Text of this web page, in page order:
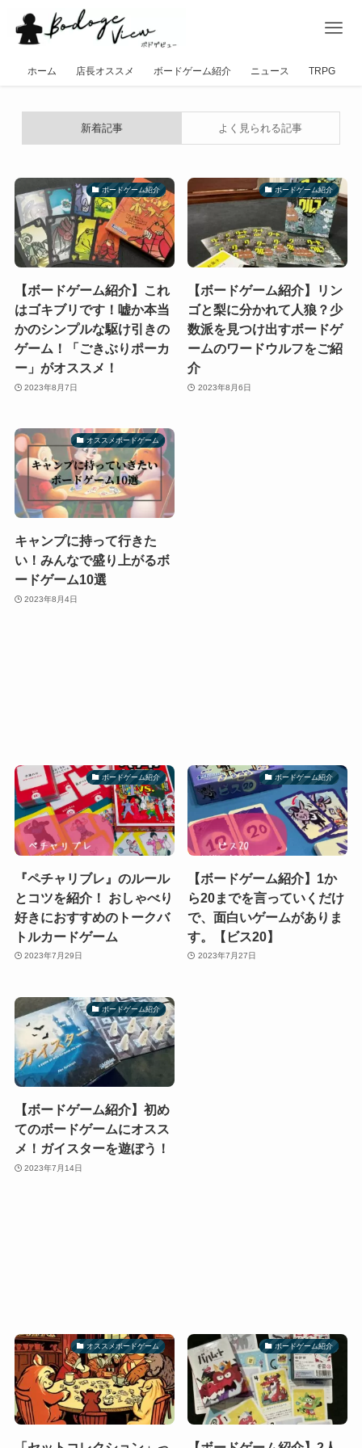
ホーム 店長オススメ ボードゲーム紹介 ニュース TRPG
新着記事 よく見られる記事
ボードゲーム紹介
【ボードゲーム紹介】これ
はゴキブリです！嘘か本当
かのシンプルな駆け引きの
ゲーム！「ごきぶりポーカ
ー」がオススメ！
2023年8月7日
ボードゲーム紹介
【ボードゲーム紹介】リン
ゴと梨に分かれて人狼？少
数派を見つけ出すボードゲ
ームのワードウルフをご紹
介
2023年8月6日
オススメボードゲーム
キャンプに持って行きた
い！みんなで盛り上がるボ
ードゲーム10選
2023年8月4日
ボードゲーム紹介
『ペチャリブレ』のルール
とコツを紹介！ おしゃべり
好きにおすすめのトークバ
トルカードゲーム
2023年7月29日
ボードゲーム紹介
【ボードゲーム紹介】1か
ら20までを言っていくだけ
で、面白いゲームがありま
す。【ビス20】
2023年7月27日
ボードゲーム紹介
【ボードゲーム紹介】初め
てのボードゲームにオスス
メ！ガイスターを遊ぼう！
2023年7月14日
オススメボードゲーム ボードゲーム紹介